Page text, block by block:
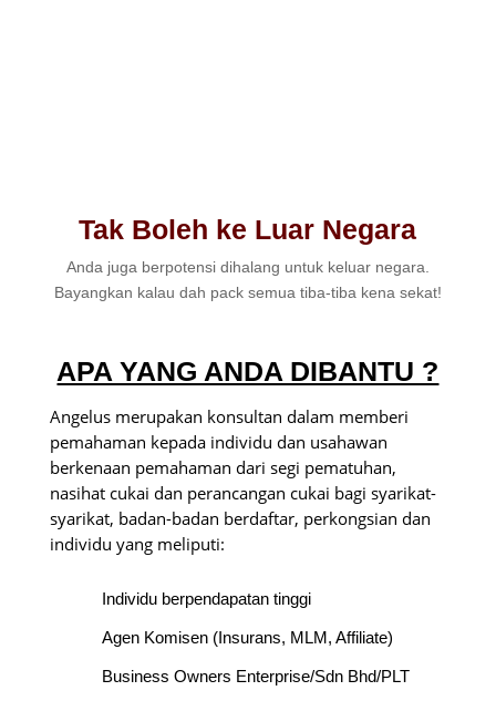
Tak Boleh ke Luar Negara
Anda juga berpotensi dihalang untuk keluar negara.
Bayangkan kalau dah pack semua tiba-tiba kena sekat!
APA YANG ANDA DIBANTU ?
Angelus merupakan konsultan dalam memberi
pemahaman kepada individu dan usahawan
berkenaan pemahaman dari segi pematuhan,
nasihat cukai dan perancangan cukai bagi syarikat-
syarikat, badan-badan berdaftar, perkongsian dan
individu yang meliputi:
Individu berpendapatan tinggi
Agen Komisen (Insurans, MLM, Affiliate)
Business Owners Enterprise/Sdn Bhd/PLT